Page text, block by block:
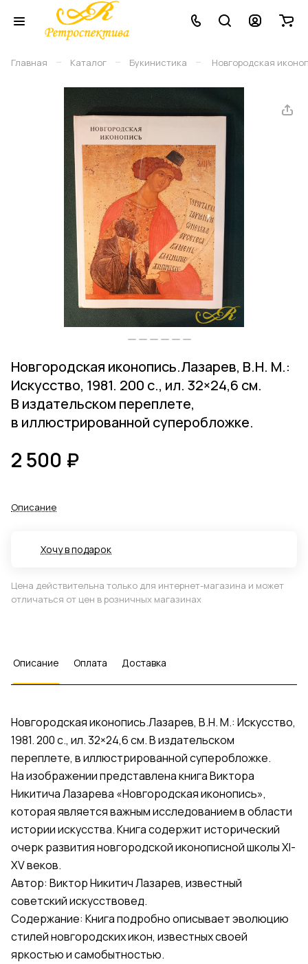
Главная – Каталог – Букинистика – Новгородская
Новгородская иконопись.Лазарев, В.Н. М.:
Искусство, 1981. 200 с., ил. 32×24,6 см.
В издательском переплете,
в иллюстрированной суперобложке.
2 500 ₽
Описание
Хочу в подарок
Цена действительна только для интернет-магазина и может
отличаться от цен в розничных магазинах
Описание Оплата Доставка
Новгородская иконопись.Лазарев, В.Н. М.: Искусство,
1981. 200 с., ил. 32×24,6 см. В издательском
переплете, в иллюстрированной суперобложке.
На изображении представлена книга Виктора
Никитича Лазарева «Новгородская иконопись»,
которая является важным исследованием в области
истории искусства. Книга содержит исторический
очерк развития новгородской иконописной школы XI-
XV веков.
Автор: Виктор Никитич Лазарев, известный
советский искусствовед.
Содержание: Книга подробно описывает эволюцию
стилей новгородских икон, известных своей
яркостью и самобытностью.